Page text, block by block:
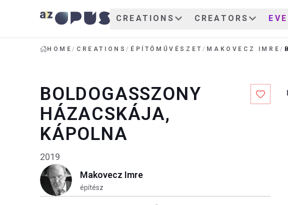
CREATIONS CREATORS
HOME/ CREATIONS/ ÉPÍTŐMŰVÉSZET / MAKOVECZ IMRE/
BOLDOGASSZONY
HÁZACSKÁJA,
KÁPOLNA
2019
Makovecz Imre
építész